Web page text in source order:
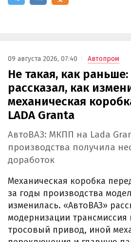
09 августа 2026, 07:40 Автопром
Не такая, как
рассказал, как
механическая
LADA Granta
АвтоВАЗ: МКПП на Lada
производства получила
доработок
Механическая коробка
за годы производства
изменилась. «АвтоВАЗ»
модернизации трансмиссия
тросовый привод, иной